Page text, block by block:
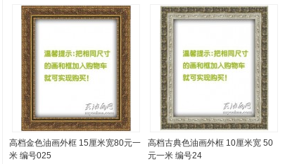
高档金色油画外框 15厘米宽80元一
米 编号025
高档古典色油画外框 10厘米宽 50
元一米 编号24